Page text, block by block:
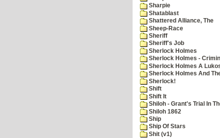
Sharpie
Shatablast
Shattered Alliance, The
Sheep-Race
Sheriff
Sheriff's Job
Sherlock Holmes
Sherlock Holmes -
Sherlock Holmes A
Sherlock Holmes And
Sherlock!
Shift
Shift It
Shiloh - Grant's Trial In
Shiloh 1862
Ship
Ship Of Stars
Shit (v1)